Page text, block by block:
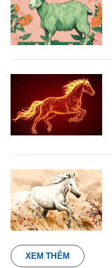
XEM THÊM